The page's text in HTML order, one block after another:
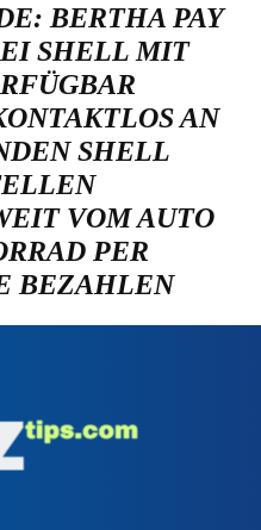
BERTHA PAY
SHELL MIT
AN
SHELL
VOM AUTO
PER
BEZAHLEN